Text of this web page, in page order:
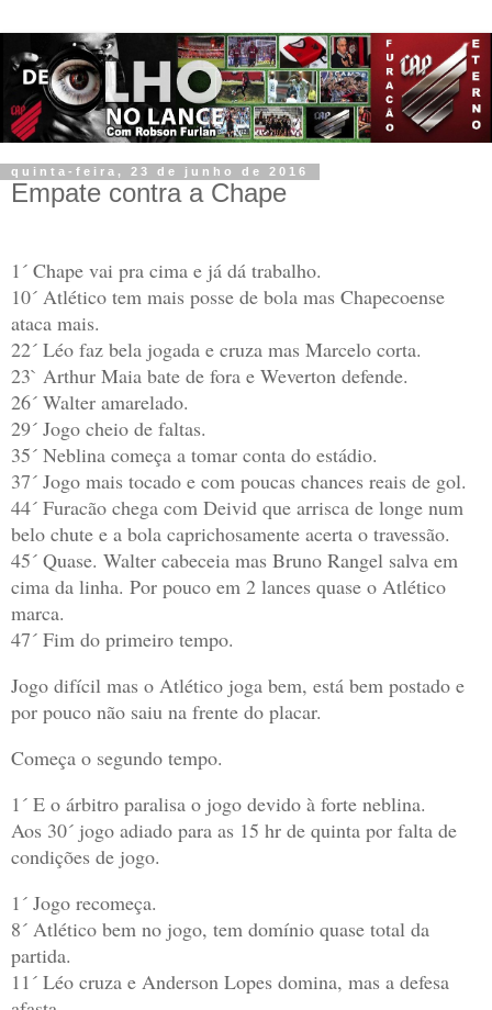
quinta-feira, 23 de junho de 2016
Empate contra a Chape
1´ Chape vai pra cima e já dá trabalho.
10´ Atlético tem mais posse de bola mas Chapecoense
ataca mais.
22´ Léo faz bela jogada e cruza mas Marcelo corta.
23` Arthur Maia bate de fora e Weverton defende.
26´ Walter amarelado.
29´ Jogo cheio de faltas.
35´ Neblina começa a tomar conta do estádio.
37´ Jogo mais tocado e com poucas chances reais de gol.
44´ Furacão chega com Deivid que arrisca de longe num
belo chute e a bola caprichosamente acerta o travessão.
45´ Quase. Walter cabeceia mas Bruno Rangel salva em
cima da linha. Por pouco em 2 lances quase o Atlético
marca.
47´ Fim do primeiro tempo.
Jogo difícil mas o Atlético joga bem, está bem postado e
por pouco não saiu na frente do placar.
Começa o segundo tempo.
1´ E o árbitro paralisa o jogo devido à forte neblina.
Aos 30´ jogo adiado para as 15 hr de quinta por falta de
condições de jogo.
1´ Jogo recomeça.
8´ Atlético bem no jogo, tem domínio quase total da
partida.
11´ Léo cruza e Anderson Lopes domina, mas a defesa